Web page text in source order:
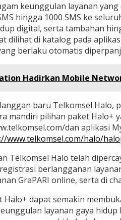
keunggulan layanan
hingga 1000 SMS ke
digital, serta tambahan
dilihat di katalog pada
berlaku otomatis
Hadirkan Mobile
baru Telkomsel Halo,
mandiri pilihan paket Halo+
dan aplikasi
www.telkomsel.com/halo/
Telkomsel Halo telah
berlangganan
GraPARI online, serta di
Halo+ dapat semakin
layanan gaya